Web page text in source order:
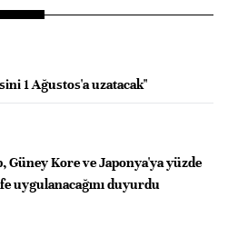
1 Ağustos'a uzatacak"
Güney Kore ve Japonya'ya yüzde
uygulanacağını duyurdu